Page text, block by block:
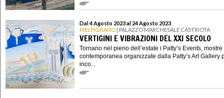
Dal 4 Agosto 2023 al 24 Agosto 2023
MELPIGNANO | PALAZZO MARCHESALE CASTRIOTA
VERTIGINI E VIBRAZIONI DEL XXI SECOLO
Tornano nel pieno dell’estate i Patty’s Events, mostre
contemporanea organizzate dalla Patty’s Art Gallery
inco...